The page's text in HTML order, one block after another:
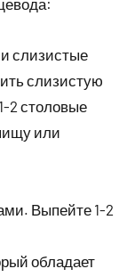
слизистые
слизистую
2 столовые
или
Выпейте 1-2
обладает